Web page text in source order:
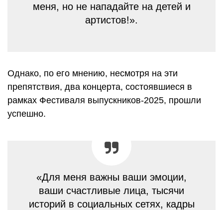
меня, но не нападайте на детей и
артистов!».
Однако, по его мнению, несмотря на эти
препятствия, два концерта, состоявшиеся в
рамках Фестиваля выпускников-2025, прошли
успешно.
«Для меня важны ваши эмоции,
ваши счастливые лица, тысячи
историй в социальных сетях, кадры